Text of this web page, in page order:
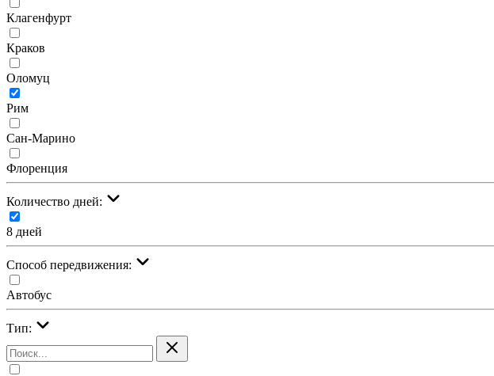
Клагенфурт
Краков
Оломуц
Рим
Сан-Марино
Флоренция
Количество дней:
8 дней
Cпособ передвижения:
Автобус
Тип: